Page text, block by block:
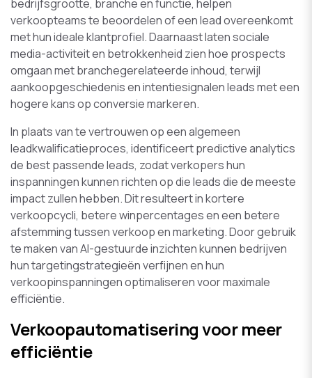
bedrijfsgrootte, branche en functie, helpen
verkoopteams te beoordelen of een lead overeenkomt
met hun ideale klantprofiel. Daarnaast laten sociale
media-activiteit en betrokkenheid zien hoe prospects
omgaan met branchegerelateerde inhoud, terwijl
aankoopgeschiedenis en intentiesignalen leads met een
hogere kans op conversie markeren.
In plaats van te vertrouwen op een algemeen
leadkwalificatieproces, identificeert predictive analytics
de best passende leads, zodat verkopers hun
inspanningen kunnen richten op die leads die de meeste
impact zullen hebben. Dit resulteert in kortere
verkoopcycli, betere winpercentages en een betere
afstemming tussen verkoop en marketing. Door gebruik
te maken van AI-gestuurde inzichten kunnen bedrijven
hun targetingstrategieën verfijnen en hun
verkoopinspanningen optimaliseren voor maximale
efficiëntie.
Verkoopautomatisering voor meer
efficiëntie